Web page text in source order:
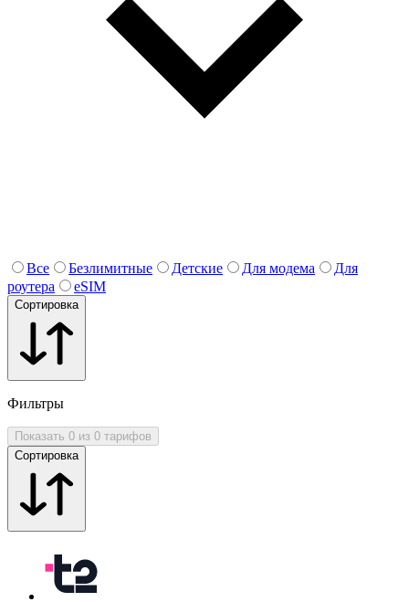
Все Безлимитные Детские Для модема
Для
роутера
eSIM
Сортировка
Фильтры
Показать 0 из 0 тарифов
Сортировка